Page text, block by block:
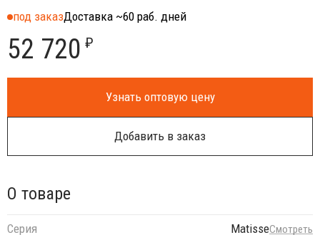
под заказДоставка ~60 раб. дней
52 720 ₽
Узнать оптовую цену
Добавить в заказ
О товаре
Серия MatisseСмотреть